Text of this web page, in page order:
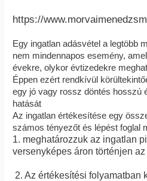
https://
Egy ingatlan adásvétel a legtöbb
nem mindennapos esemény,
évekre, olykor évtizedekre
Éppen ezért rendkívül
egy jó vagy rossz döntés hosszú
hatását
Az ingatlan értékesítése egy
számos tényezőt és lépést foglal
1. meghatározzuk az ingatlan
versenyképes áron történjen
2. Az értékesítési folyamatban